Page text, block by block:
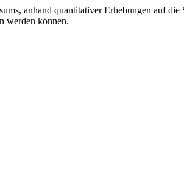
anhand quantitativer Erhebungen auf
werden können.